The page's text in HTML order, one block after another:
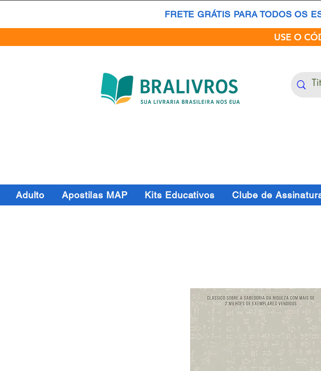
FRETE GRÁTIS PARA TODOS OS
USE O
Adulto Apostilas MAP Kits Educativos Clube de